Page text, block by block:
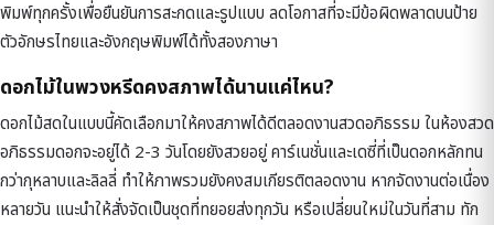
พิมพ์ทุกครั้งเพื่อยืนยันการสะกดและรูปแบบ ลดโอกาสที่จะมีข้อผิดพลาดบนป้าย
ตัวอักษรไทยและอังกฤษพิมพ์ได้ทั้งสองภาษา
ดอกไม้ในพวงหรีดคงสภาพได้นานแค่ไหน?
ดอกไม้สดในแบบนี้คัดเลือกมาให้คงสภาพได้ดีตลอดงานสวดอภิธรรม ในห้องสวด
อภิธรรมดอกจะอยู่ได้ 2-3 วันโดยยังสวยอยู่ คาร์เนชั่นและเดซี่ที่เป็นดอกหลักทน
กว่ากุหลาบและลิลลี่ ทำให้ภาพรวมยังคงสมเกียรติตลอดงาน หากจัดงานต่อเนื่อง
หลายวัน แนะนำให้สั่งจัดเป็นชุดที่ทยอยส่งทุกวัน หรือเปลี่ยนใหม่ในวันที่สาม ทัก